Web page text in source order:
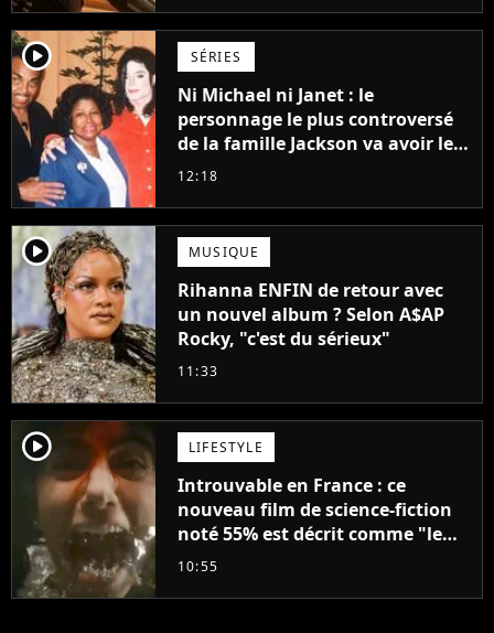
player2 SÉRIES
Ni Michael ni Janet : le
personnage le plus controversé
de la famille Jackson va avoir le
droit à sa propre série
12:18
player2 MUSIQUE
Rihanna ENFIN de retour avec
un nouvel album ? Selon A$AP
Rocky, "c'est du sérieux"
11:33
player2 LIFESTYLE
Introuvable en France : ce
nouveau film de science-fiction
noté 55% est décrit comme "le
plus stupide de l'année"
10:55